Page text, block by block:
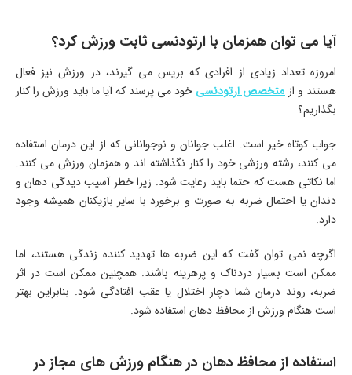
آیا می توان همزمان با ارتودنسی ثابت ورزش کرد؟
امروزه تعداد زیادی از افرادی که بریس می گیرند، در ورزش نیز فعال
هستند و از متخصص ارتودنسی خود می پرسند که آیا ما باید ورزش را کنار
بگذاریم؟
جواب کوتاه خیر است. اغلب جوانان و نوجوانانی که از این درمان استفاده
می کنند، رشته ورزشی خود را کنار نگذاشته اند و همزمان ورزش می کنند.
اما نکاتی هست که حتما باید رعایت شود. زیرا خطر آسیب دیدگی دهان و
دندان یا احتمال ضربه به صورت و برخورد با سایر بازیکنان همیشه وجود
دارد.
اگرچه نمی توان گفت که این ضربه ها تهدید کننده زندگی هستند، اما
ممکن است بسیار دردناک و پرهزینه باشند. همچنین ممکن است در اثر
ضربه، روند درمان شما دچار اختلال یا عقب افتادگی شود. بنابراین بهتر
است هنگام ورزش از محافظ دهان استفاده شود.
استفاده از محافظ دهان در هنگام ورزش های مجاز در